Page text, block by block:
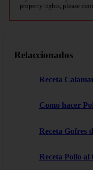
property rights, please
Relaccionados
Receta
Como hacer
Receta Gofres
Receta Pollo